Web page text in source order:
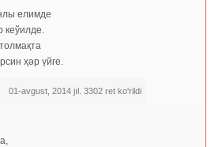
елимде
кеўилде.
ҳәр үйге.
01-avgust, 2014 jıl. 3302 ret ko'rildi